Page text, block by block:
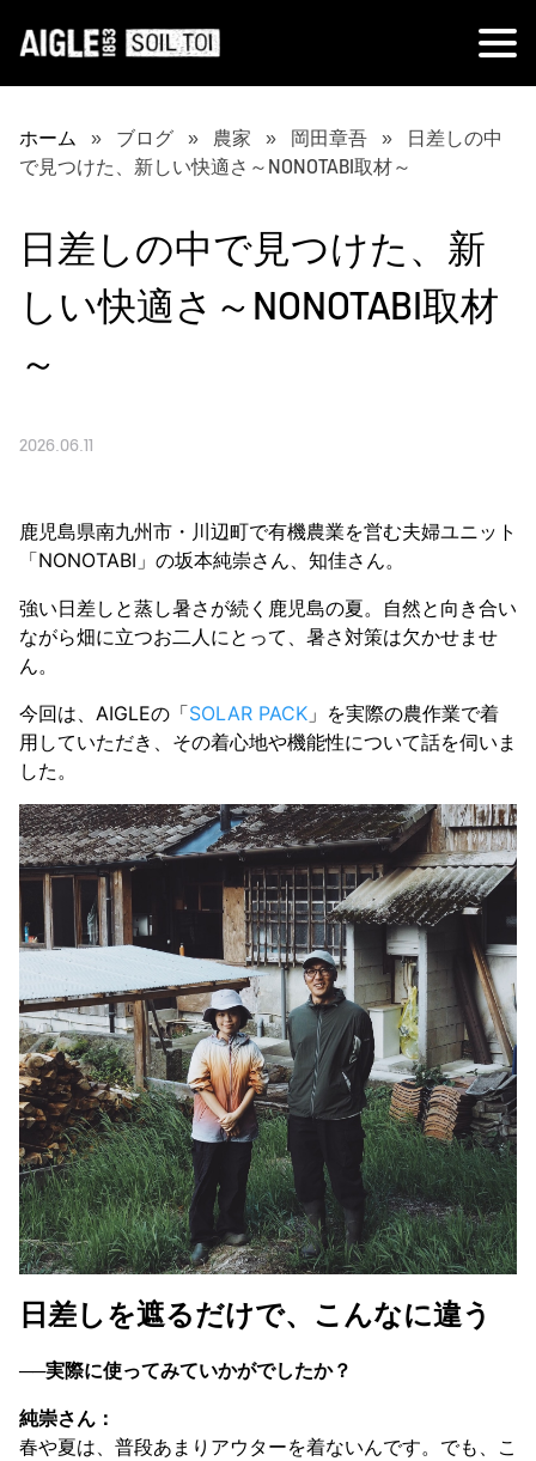
ホーム ブログ 農家 岡田章吾
日差しの中
で見つけた、新しい快適さ～NONOTABI取材～
日差しの中で見つけた、新
しい快適さ～NONOTABI取材
～
2026.06.11
鹿児島県南九州市・川辺町で有機農業を営む夫婦ユニット
「NONOTABI」の坂本純崇さん、知佳さん。
強い日差しと蒸し暑さが続く鹿児島の夏。自然と向き合い
ながら畑に立つお二人にとって、暑さ対策は欠かせませ
ん。
今回は、AIGLEの「SOLAR PACK 」を実際の農作業で着
用していただき、その着心地や機能性について話を伺いま
した。
日差しを遮るだけで、こんなに違う
──実際に使ってみていかがでしたか？
純崇さん：
春や夏は、普段あまりアウターを着ないんです。でも、こ